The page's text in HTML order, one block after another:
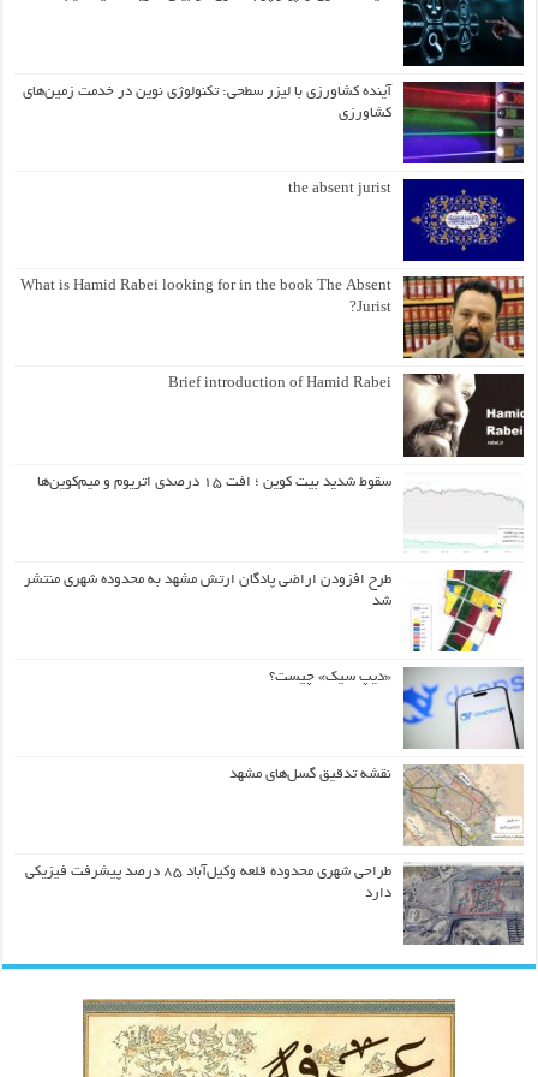
آینده کشاورزی با لیزر سطحی: تکنولوژی نوین در خدمت زمین‌های
کشاورزی
the absent jurist
What is Hamid Rabei looking for in the book The Absent
Jurist?
Brief introduction of Hamid Rabei
سقوط شدید بیت کوین ؛ افت ۱۵ درصدی اتریوم و میم‌کوین‌ها
طرح افزودن اراضی پادگان ارتش مشهد به محدوده شهری منتشر
شد
«دیپ سیک» چیست؟
نقشه تدقیق گسل‌های مشهد
طراحی شهری محدوده قلعه وکیل‌آباد ۸۵ درصد پیشرفت فیزیکی
دارد